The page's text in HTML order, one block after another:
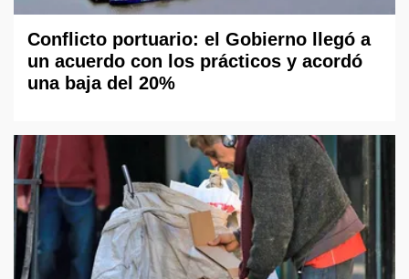
Conflicto portuario: el Gobierno llegó a
un acuerdo con los prácticos y acordó
una baja del 20%